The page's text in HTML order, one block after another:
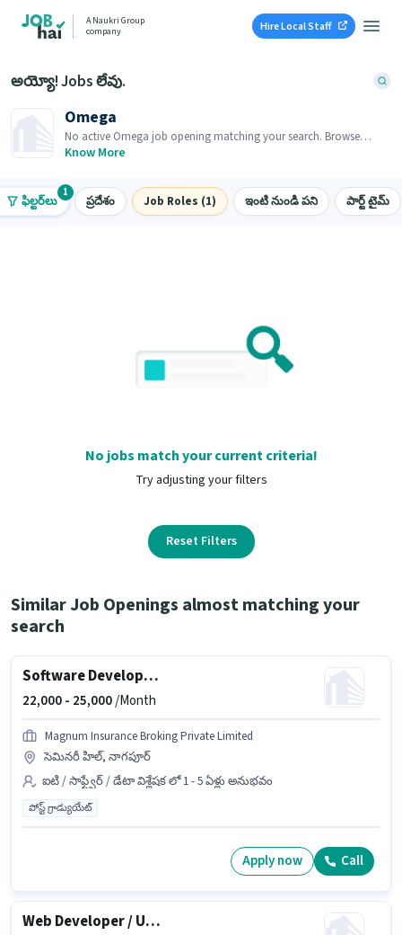
A Naukri Group
company
Hire Local Staff
అయ్యో! Jobs లేవు.
Omega
No active Omega job opening matching your search. Browse
similar job openings below.
Know More
ఫిల్టర్‌లు
1
ప్రదేశం Job Roles (1) ఇంటి నుండి పని పార్ట్ టైమ్
No jobs match your current criteria!
Try adjusting your filters
Reset Filters
Similar Job Openings almost matching your
search
Software Developer / Application Developer
22,000 - 25,000/Month
Magnum Insurance Broking Private Limited
సెమినరీ హిల్, నాగపూర్
ఐటి / సాఫ్ట్వేర్ / డేటా విశ్లేషక లో 1 - 5 ఏళ్లు అనుభవం
పోస్ట్ గ్రాడ్యుయేట్
Apply now Call
Web Developer / UI-UX Designer